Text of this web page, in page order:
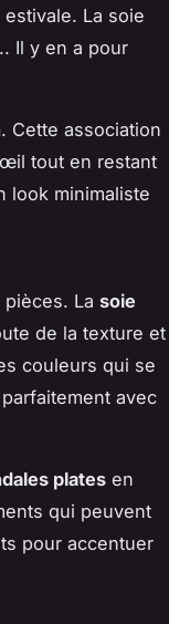
estivale. La soie
Il y en a pour
. Cette association
tout en restant
look minimaliste
La soie
de la texture et
couleurs qui se
avec
plates en
qui peuvent
pour accentuer